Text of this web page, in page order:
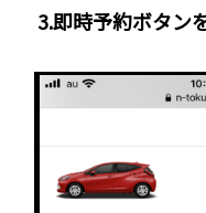
3.即時予約ボタン